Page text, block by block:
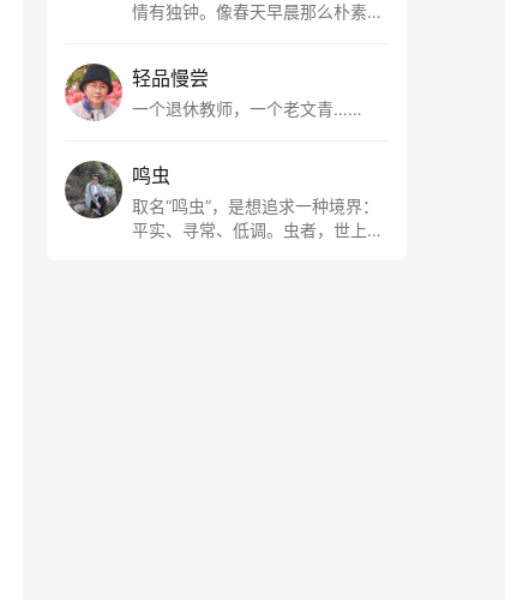
情有独钟。像春天早晨那么朴素，
轻品慢尝
一个退休教师，一个老文青……
鸣虫
取名“鸣虫”，是想追求一种境界：
平实、寻常、低调。虫者，世上最